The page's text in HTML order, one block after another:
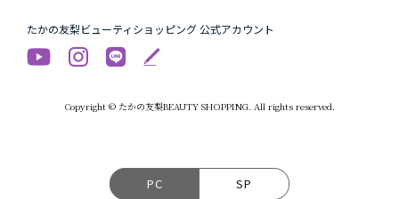
たかの友梨ビューティショッピング 公式アカウント
Copyright © たかの友梨BEAUTY SHOPPING. All rights reserved.
PC SP